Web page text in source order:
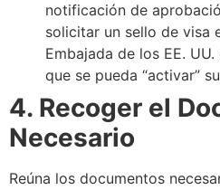
notificación de
solicitar un sello de visa
Embajada de los EE.
que se pueda “activar”
4. Recoger el
Necesario
Reúna los documentos